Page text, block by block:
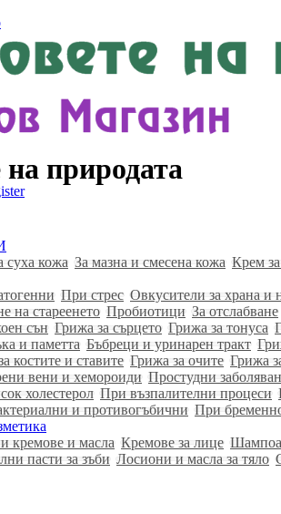
природата
суха кожа За мазна и смесена кожа Крем
При стрес Овкусители за храна и
на стареенето Пробиотици За отслабване
сън Грижа за сърцето Грижа за тонуса
и паметта Бъбреци и уринарен тракт
костите и ставите Грижа за очите Грижа
вени и хемороиди Простудни
холестерол При възпалителни процеси
и противогъбични При
кремове и масла Кремове за лице
пасти за зъби Лосиони и масла за тяло